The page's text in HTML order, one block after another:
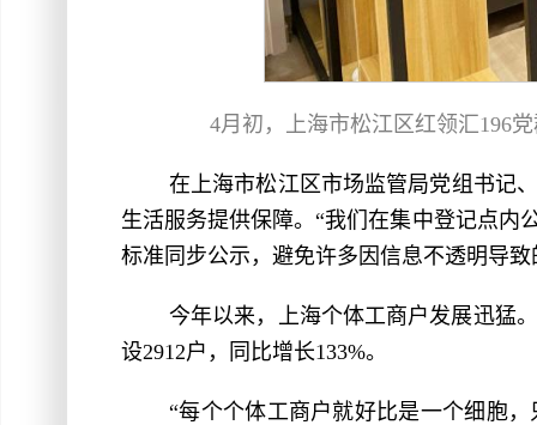
4月初，上海市松江区红领汇196
在上海市松江区市场监管局党组书记
生活服务提供保障。“我们在集中登记点内
标准同步公示，避免许多因信息不透明导致
今年以来，上海个体工商户发展迅猛
设2912户，同比增长133%。
“每个个体工商户就好比是一个细胞